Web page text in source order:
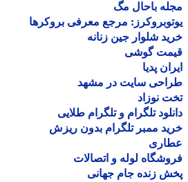
باحال مگ
مرجع معرفی بروکرها
شلوار جین زنانه
گوشی
پدیا
سایت در مشهد
نوزاد
تلگرام و تلگرام طلایی
ممبر تلگرام بدون ریزش
لوله و اتصالات
زنده جام جهانی